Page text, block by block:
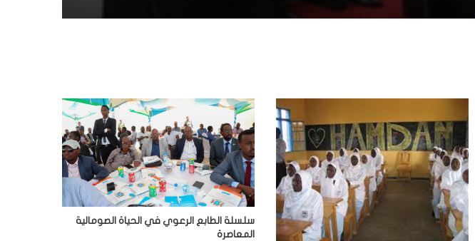
سلسلة الطابع الرعوي في الحياة الصومالية
المعاصرة